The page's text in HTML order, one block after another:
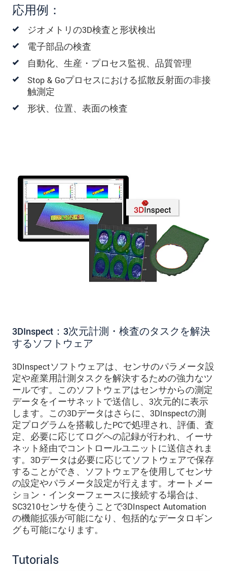
応用例：
ジオメトリの3D検査と形状検出
電子部品の検査
自動化、生産・プロセス監視、品質管理
Stop & Goプロセスにおける拡散反射面の非接
触測定
形状、位置、表面の検査
3DInspect：3次元計測・検査のタスクを解決
するソフトウェア
3DInspectソフトウェアは、センサのパラメータ設
定や産業用計測タスクを解決するための強力なツ
ールです。このソフトウェアはセンサからの測定
データをイーサネットで送信し、3次元的に表示
します。この3Dデータはさらに、3DInspectの測
定プログラムを搭載したPCで処理され、評価、査
定、必要に応じてログへの記録が行われ、イーサ
ネット経由でコントロールユニットに送信されま
す。3Dデータは必要に応じてソフトウェアで保存
することができ、ソフトウェアを使用してセンサ
の設定やパラメータ設定が行えます。オートメー
ション・インターフェースに接続する場合は、
SC3210センサを使うことで3DInspect Automation
の機能拡張が可能になり、包括的なデータロギン
グも可能になります。
Tutorials